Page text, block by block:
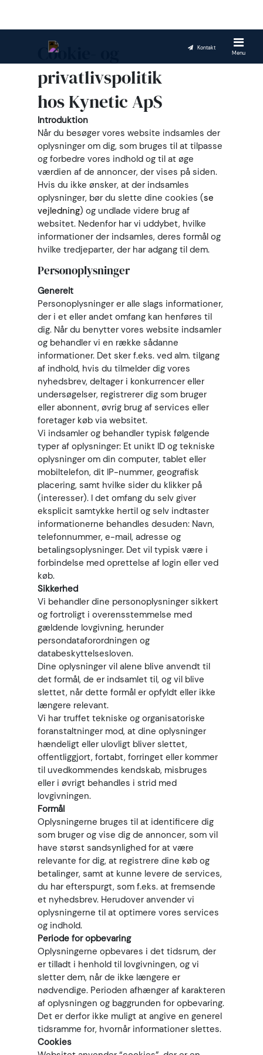
Kontakt
Menu
Cookie- og
privatlivspolitik
hos Kynetic ApS
Introduktion
Når du besøger vores website indsamles der
oplysninger om dig, som bruges til at tilpasse
og forbedre vores indhold og til at øge
værdien af de annoncer, der vises på siden.
Hvis du ikke ønsker, at der indsamles
oplysninger, bør du slette dine cookies (se
vejledning) og undlade videre brug af
websitet. Nedenfor har vi uddybet, hvilke
informationer der indsamles, deres formål og
hvilke tredjeparter, der har adgang til dem.
Personoplysninger
Generelt
Personoplysninger er alle slags informationer,
der i et eller andet omfang kan henføres til
dig. Når du benytter vores website indsamler
og behandler vi en række sådanne
informationer. Det sker f.eks. ved alm. tilgang
af indhold, hvis du tilmelder dig vores
nyhedsbrev, deltager i konkurrencer eller
undersøgelser, registrerer dig som bruger
eller abonnent, øvrig brug af services eller
foretager køb via websitet.
Vi indsamler og behandler typisk følgende
typer af oplysninger: Et unikt ID og tekniske
oplysninger om din computer, tablet eller
mobiltelefon, dit IP-nummer, geografisk
placering, samt hvilke sider du klikker på
(interesser). I det omfang du selv giver
eksplicit samtykke hertil og selv indtaster
informationerne behandles desuden: Navn,
telefonnummer, e-mail, adresse og
betalingsoplysninger. Det vil typisk være i
forbindelse med oprettelse af login eller ved
køb.
Sikkerhed
Vi behandler dine personoplysninger sikkert
og fortroligt i overensstemmelse med
gældende lovgivning, herunder
persondataforordningen og
databeskyttelsesloven.
Dine oplysninger vil alene blive anvendt til
det formål, de er indsamlet til, og vil blive
slettet, når dette formål er opfyldt eller ikke
længere relevant.
Vi har truffet tekniske og organisatoriske
foranstaltninger mod, at dine oplysninger
hændeligt eller ulovligt bliver slettet,
offentliggjort, fortabt, forringet eller kommer
til uvedkommendes kendskab, misbruges
eller i øvrigt behandles i strid med
lovgivningen.
Formål
Oplysningerne bruges til at identificere dig
som bruger og vise dig de annoncer, som vil
have størst sandsynlighed for at være
relevante for dig, at registrere dine køb og
betalinger, samt at kunne levere de services,
du har efterspurgt, som f.eks. at fremsende
et nyhedsbrev. Herudover anvender vi
oplysningerne til at optimere vores services
og indhold.
Periode for opbevaring
Oplysningerne opbevares i det tidsrum, der
er tilladt i henhold til lovgivningen, og vi
sletter dem, når de ikke længere er
nødvendige. Perioden afhænger af karakteren
af oplysningen og baggrunden for opbevaring.
Det er derfor ikke muligt at angive en generel
tidsramme for, hvornår informationer slettes.
Cookies